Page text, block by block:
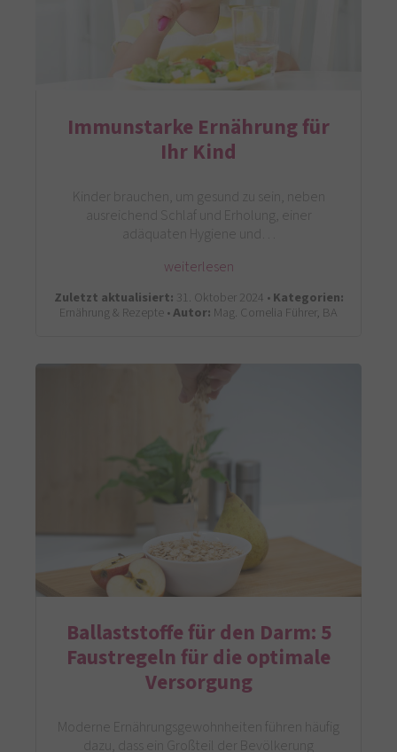
Immunstarke Ernährung für
Ihr Kind
Kinder brauchen, um gesund zu sein, neben
ausreichend Schlaf und Erholung, einer
adäquaten Hygiene und…
weiterlesen
Zuletzt aktualisiert: 31. Oktober 2024 •Kategorien:
Ernährung & Rezepte •Autor: Mag. Cornelia Führer, BA
Ballaststoffe für den Darm: 5
Faustregeln für die optimale
Versorgung
Moderne Ernährungsgewohnheiten führen häufig
dazu, dass ein Großteil der Bevölkerung